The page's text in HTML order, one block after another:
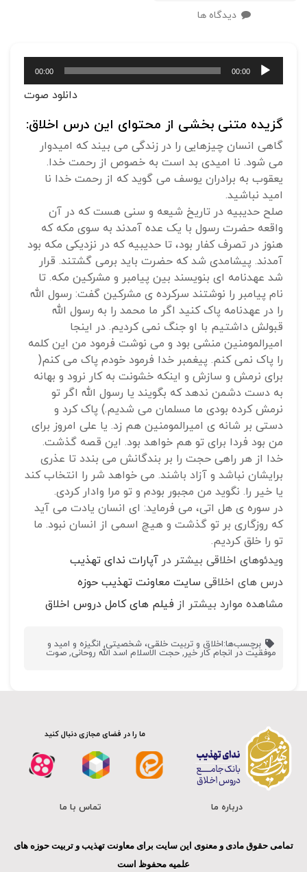
دیدگاه ها
پخش‌کننده
صوت
00:00
00:00
دانلود صوت
گزیده متنی بخشی از محتوای این درس اخلاق:
گاهی انسان چیزهایی را در زندگی می بیند که امیدوار
می شود. نا امیدی بد است به خصوص از رحمت خدا.
یعقوب به برادران یوسف می گوید که از رحمت خدا نا
امید نباشید.
صلح حدیبیه در تاریخ شیعه و سنی هست که در آن
واقعه حضرت رسول با یک عده آمدند به سوی مکه که
هنوز در تصرف کفار بود، تا حدیبیه که در نزدیکی مکه بود
آمدند. پیشامدی شد که حضرت باید برمی گشتند. قرار
شد عهدنامه ای بنویسند بین پیامبر و مشرکین مکه. تا
نام پیامبر را نوشتند سرکرده ی مشرکین گفت: رسول الله
را در عهدنامه پاک کنید اگر ما محمد را به رسول الله
قبولش داشتیم با او جنگ نمی کردیم. در اینجا
امیرالمومنین منشی بود و می نوشت فرمود من این کلمه
را پاک نمی کنم. پیغمبر خدا فرمود خودم پاک می کنم(
برای نرمش و سازش و اینکه خشونت به کار نرود و بهانه
به دست دشمن ندهد که بگویند یا رسول الله اگر تو
نرمش کرده بودی ما مسلمان می شدیم.) پاک کرد و
دستی بر شانه ی امیرالمومنین هم زد. یا علی امروز برای
من بود فردا برای تو هم خواهد بود. این قصه گذشت.
خدا از هر راهی حجت را بر بندگانش می بندد تا عذری
برایشان نباشد و آزاد باشند. می خواهد شر را انتخاب کند
یا خیر را. نگوید من مجبور بودم و تو مرا وادار کردی.
در سوره ی هل اتی، می فرماید: ای انسان یادت می آید
که روزگاری بر تو گذشت و هیچ اسمی از انسان نبود. ما
تو را خلق کردیم.
ویدئوهای اخلاقی بیشتر در آپارات ندای تهذیب
درس های اخلاقی سایت معاونت تهذیب حوزه
مشاهده موارد بیشتر از فیلم های کامل دروس اخلاق
برچسب‌ها:اخلاق و تربیت خلقی، شخصیتی, انگیزه و امید و
موفقیت در انجام کار خیر, حجت الاسلام اسد الله روحانی, صوت
ما را در فضای مجازی دنبال کنید
درباره ما تماس با ما
تمامی حقوق مادی و معنوی این سایت برای معاونت تهذیب و تربیت حوزه های
علمیه محفوظ است